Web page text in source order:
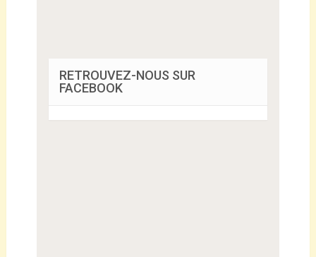
RETROUVEZ-NOUS SUR
FACEBOOK